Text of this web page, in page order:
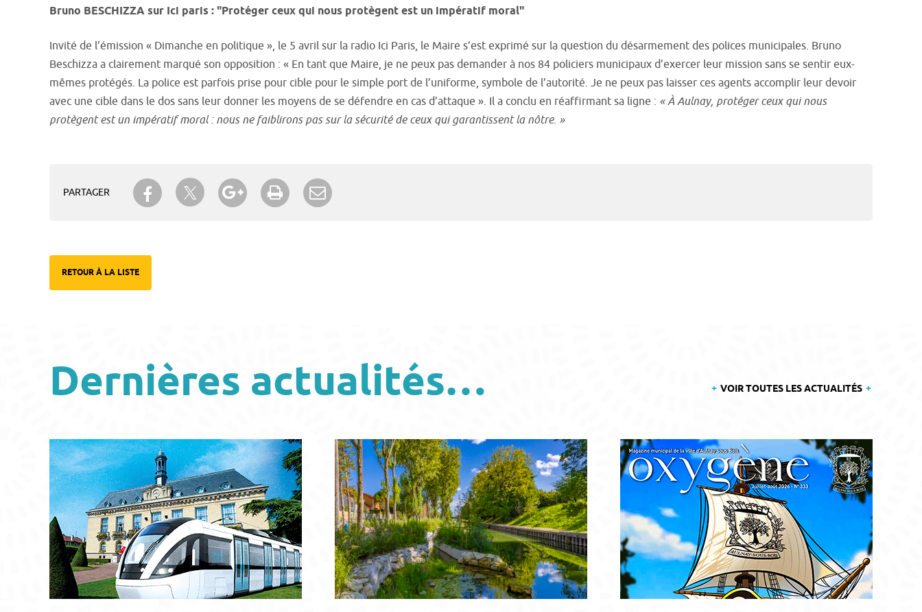
Bruno BESCHIZZA sur Ici paris : "Protéger ceux qui nous protègent est un impératif moral"
Invité de l’émission « Dimanche en politique », le 5 avril sur la radio Ici Paris, le Maire s’est exprimé sur la question du désarmement des polices municipales. Bruno
Beschizza a clairement marqué son opposition : « En tant que Maire, je ne peux pas demander à nos 84 policiers municipaux d’exercer leur mission sans se sentir eux-
mêmes protégés. La police est parfois prise pour cible pour le simple port de l’uniforme, symbole de l’autorité. Je ne peux pas laisser ces agents accomplir leur devoir
avec une cible dans le dos sans leur donner les moyens de se défendre en cas d’attaque ». Il a conclu en réaffirmant sa ligne : « À Aulnay, protéger ceux qui nous
protègent est un impératif moral : nous ne faiblirons pas sur la sécurité de ceux qui garantissent la nôtre. »
PARTAGER
Partager sur Facebook
Partager sur TwitterPartager sur Google+
Imprimer
RETOUR À LA LISTE
Dernières actualités… VOIR TOUTES LES ACTUALITÉS